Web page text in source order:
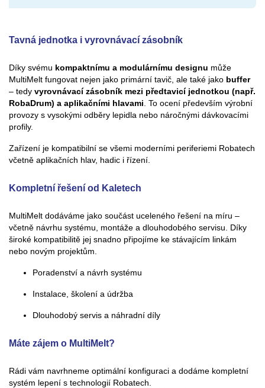
Tavná jednotka i vyrovnávací zásobník
Díky svému kompaktnímu a modulárnímu designu může
MultiMelt fungovat nejen jako primární tavič, ale také jako buffer
– tedy vyrovnávací zásobník mezi předtavicí jednotkou (např.
RobaDrum) a aplikačními hlavami . To ocení především výrobní
provozy s vysokými odběry lepidla nebo náročnými dávkovacími
profily.
Zařízení je kompatibilní se všemi moderními periferiemi Robatech
včetně aplikačních hlav, hadic i řízení.
Kompletní řešení od Kaletech
MultiMelt dodáváme jako součást uceleného řešení na míru –
včetně návrhu systému, montáže a dlouhodobého servisu. Díky
široké kompatibilitě jej snadno připojíme ke stávajícím linkám
nebo novým projektům.
Poradenství a návrh systému
Instalace, školení a údržba
Dlouhodobý servis a náhradní díly
Máte zájem o MultiMelt?
Rádi vám navrhneme optimální konfiguraci a dodáme kompletní
systém lepení s technologií Robatech.